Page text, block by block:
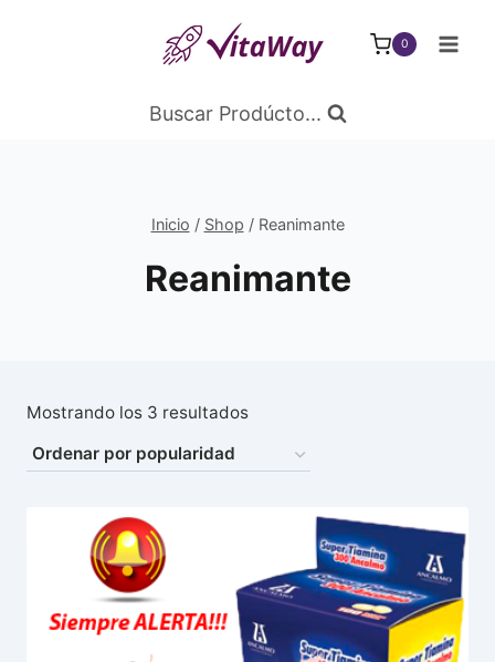
0
Buscar Prodúcto...
Inicio / Shop / Reanimante
Reanimante
Mostrando los 3 resultadosOrdenado
popularidad